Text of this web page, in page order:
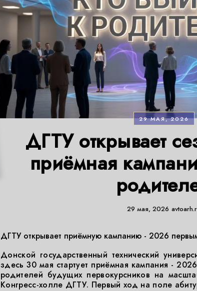
29 МАЯ, 2026
ДГТУ открывает
приёмная
29 мая, 2026
ДГТУ открывает приёмную кампанию - 2026
Донской государственный технический
здесь 30 мая стартует приёмная кампания -
родителей будущих первокурсников на
Конгресс-холле ДГТУ. Первый ход на поле